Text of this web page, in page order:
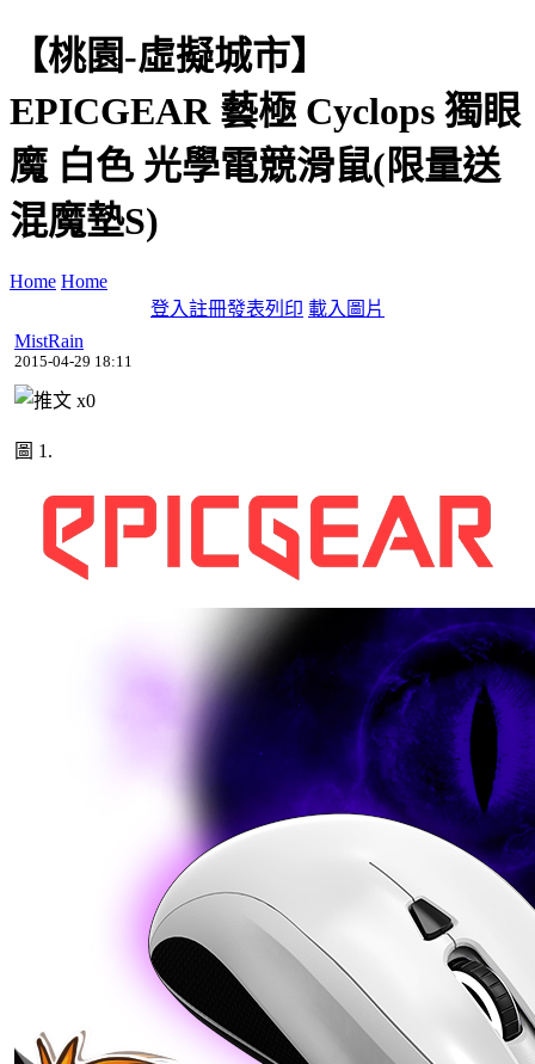
【桃園-虛擬城市】
EPICGEAR 藝極 Cyclops 獨眼
魔 白色 光學電競滑鼠(限量送
混魔墊S)
Home Home
登入註冊發表列印 載入圖片
MistRain
2015-04-29 18:11
x0
圖 1.